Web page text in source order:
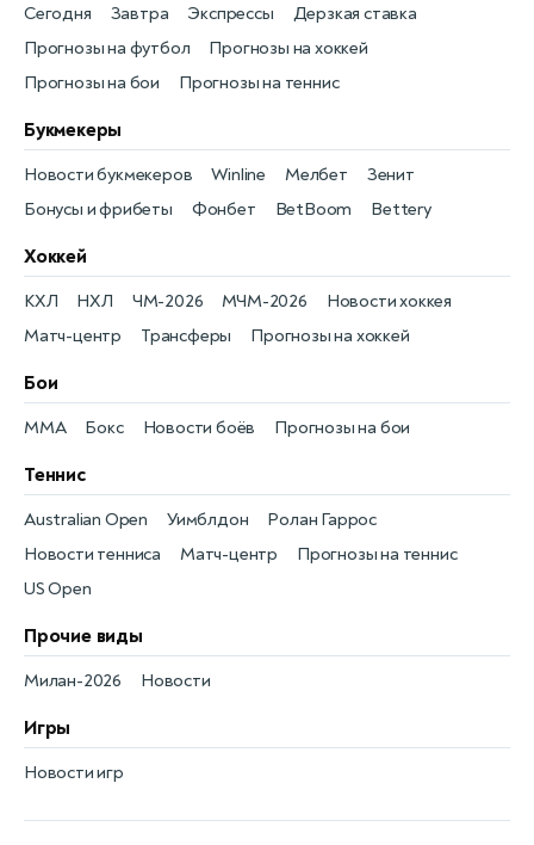
Прогнозы на футбол
Сегодня
Прогнозы на хоккей
Завтра
Прогнозы на бои
Экспрессы
Прогнозы на теннис
Дерзкая ставка
Букмекеры
Бонусы и фрибеты
Новости букмекеров
Фонбет
Winline
BetBoom
Мелбет
Bettery
Зенит
Хоккей
Новости хоккея
КХЛ
Матч-центр
НХЛ
Трансферы
ЧМ-2026
Прогнозы на хоккей
МЧМ-2026
Бои
Новости боёв
MMA Прогнозы на бои
Бокс
Теннис
Новости тенниса
Australian Open
Матч-центр
Уимблдон
Прогнозы на теннис
Ролан Гаррос
US Open
Прочие виды
Новости
Милан-2026
Игры
Новости игр